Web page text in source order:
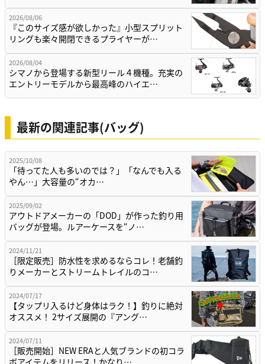
2026/08/06
『このサイズ感が欲しかった』小型スプリット
リングも楽々開閉できるプライヤーが…
2026/08/04
シマノから登場する新型リール４機種。充実の
エントリーモデルから最高峰のハイエ…
最新の関連記事(バッグ)
2025/10/08
「待ってた人も多いのでは？」「なんでも入る
やん…」大容量の“オカ…
2025/09/02
アウトドアメーカーの「DOD」が作った釣り用
バッグが登場。ルアーケースを“ノ…
2024/11/21
［限定販売］防水性を求めるならコレ！老舗釣
りメーカーとストリームトレイルのコ…
2024/07/17
【タップリ入るけど身体はラク！】釣りに絶対
オススメ！ 2サイズ展開の『アング…
2024/07/11
［販売開始］NEW ERAと人気ブランドの初コラ